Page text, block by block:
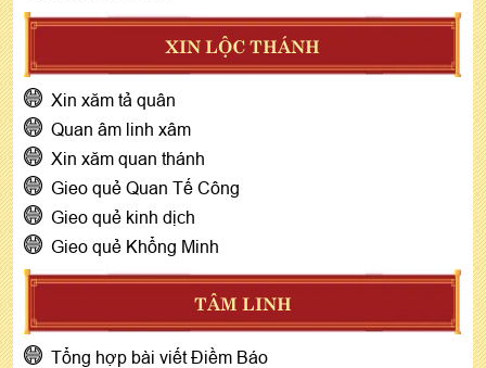
XIN LỘC THÁNH
Xin xăm tả quân
Quan âm linh xâm
Xin xăm quan thánh
Gieo quẻ Quan Tế Công
Gieo quẻ kinh dịch
Gieo quẻ Khổng Minh
TÂM LINH
Tổng hợp bài viết Điềm Báo